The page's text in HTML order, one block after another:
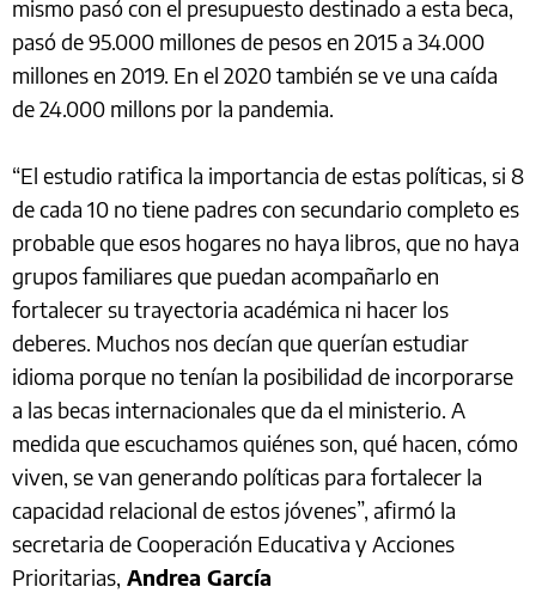
mismo pasó con el presupuesto destinado a esta beca,
pasó de 95.000 millones de pesos en 2015 a 34.000
millones en 2019. En el 2020 también se ve una caída
de 24.000 millons por la pandemia.
“El estudio ratifica la importancia de estas políticas, si 8
de cada 10 no tiene padres con secundario completo es
probable que esos hogares no haya libros, que no haya
grupos familiares que puedan acompañarlo en
fortalecer su trayectoria académica ni hacer los
deberes. Muchos nos decían que querían estudiar
idioma porque no tenían la posibilidad de incorporarse
a las becas internacionales que da el ministerio. A
medida que escuchamos quiénes son, qué hacen, cómo
viven, se van generando políticas para fortalecer la
capacidad relacional de estos jóvenes”, afirmó la
secretaria de Cooperación Educativa y Acciones
Prioritarias, Andrea García